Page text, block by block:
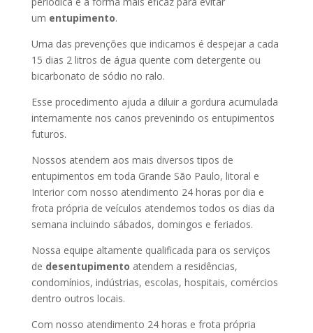
um entupimento.
Uma das prevenções que indicamos é despejar a cada
15 dias 2 litros de água quente com detergente ou
bicarbonato de sódio no ralo.
Esse procedimento ajuda a diluir a gordura acumulada
internamente nos canos prevenindo os entupimentos
futuros.
Nossos atendem aos mais diversos tipos de
entupimentos em toda Grande São Paulo, litoral e
Interior com nosso atendimento 24 horas por dia e
frota própria de veículos atendemos todos os dias da
semana incluindo sábados, domingos e feriados.
Nossa equipe altamente qualificada para os serviços
de desentupimento atendem a residências,
condomínios, indústrias, escolas, hospitais, comércios
dentro outros locais.
Com nosso atendimento 24 horas e frota própria